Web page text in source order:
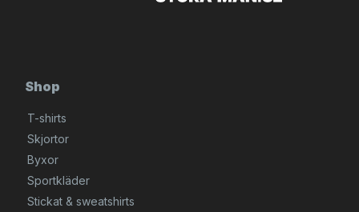
Shop
T-shirts
Skjortor
Byxor
Sportkläder
Stickat & sweatshirts